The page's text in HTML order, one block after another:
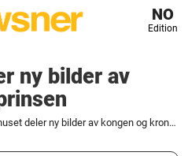
NO
Edition
ny bilder av
Kongehuset deler ny bilder av kongen og kronprinsen